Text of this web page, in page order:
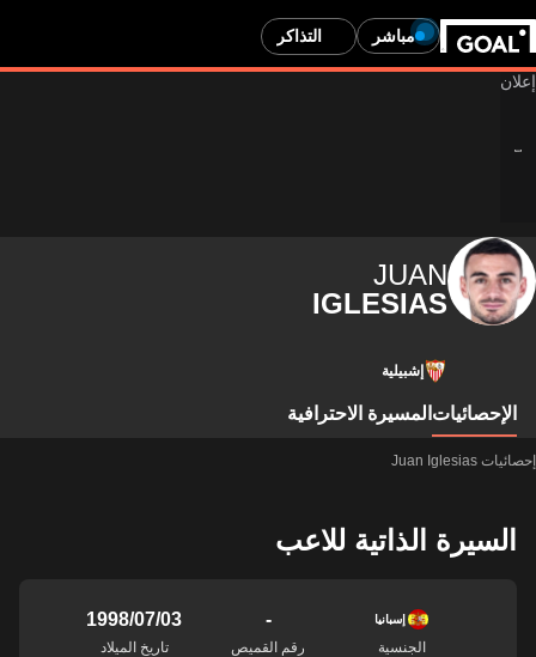
مباشر التذاكر
JUAN
IGLESIAS
إشبيلية
الإحصائيات المسيرة الاحترافية
إحصائيات Juan Iglesias
السيرة الذاتية للاعب
إسبانيا
الجنسية
-
رقم القميص
03‏/07‏/1998
تاريخ الميلاد